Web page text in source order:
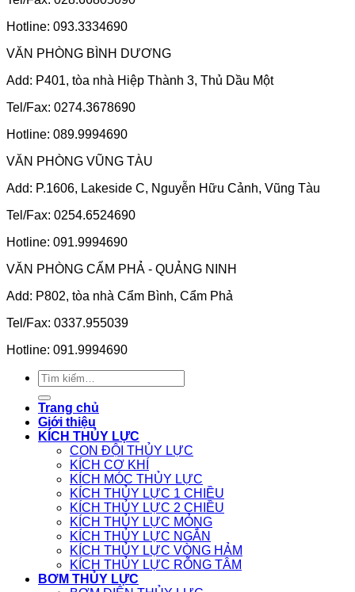
Hotline: 093.3334690
VĂN PHÒNG BÌNH DƯƠNG
Add: P401, tòa nhà Hiệp Thành 3, Thủ Dầu Một
Tel/Fax: 0274.3678690
Hotline: 089.9994690
VĂN PHÒNG VŨNG TÀU
Add: P.1606, Lakeside C, Nguyễn Hữu Cảnh, Vũng Tàu
Tel/Fax: 0254.6524690
Hotline: 091.9994690
VĂN PHÒNG CẨM PHẢ - QUẢNG NINH
Add: P802, tòa nhà Cẩm Bình, Cẩm Phả
Tel/Fax: 0337.955039
Hotline: 091.9994690
Tìm
kiếm:
Trang chủ
Giới thiệu
KÍCH THỦY LỰC
CON ĐỘI THỦY LỰC
KÍCH CƠ KHÍ
KÍCH MÓC THỦY LỰC
KÍCH THỦY LỰC 1 CHIỀU
KÍCH THỦY LỰC 2 CHIỀU
KÍCH THỦY LỰC MỎNG
KÍCH THỦY LỰC NGẮN
KÍCH THỦY LỰC VÒNG HẢM
KÍCH THỦY LỰC RỖNG TÂM
BƠM THỦY LỰC